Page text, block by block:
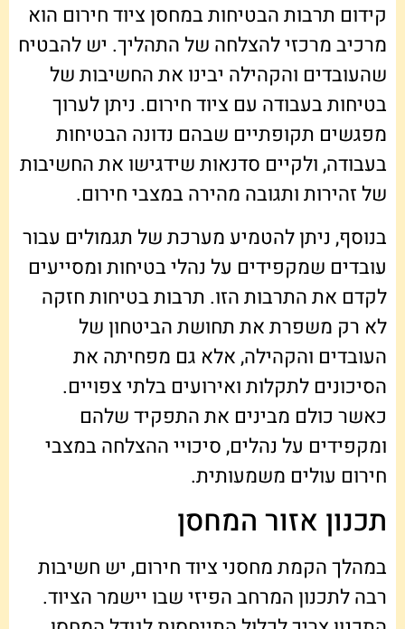
קידום תרבות הבטיחות במחסן ציוד חירום הוא
מרכיב מרכזי להצלחה של התהליך. יש להבטיח
שהעובדים והקהילה יבינו את החשיבות של
בטיחות בעבודה עם ציוד חירום. ניתן לערוך
מפגשים תקופתיים שבהם נדונה הבטיחות
בעבודה, ולקיים סדנאות שידגישו את החשיבות
של זהירות ותגובה מהירה במצבי חירום.
בנוסף, ניתן להטמיע מערכת של תגמולים עבור
עובדים שמקפידים על נהלי בטיחות ומסייעים
לקדם את התרבות הזו. תרבות בטיחות חזקה
לא רק משפרת את תחושת הביטחון של
העובדים והקהילה, אלא גם מפחיתה את
הסיכונים לתקלות ואירועים בלתי צפויים.
כאשר כולם מבינים את התפקיד שלהם
ומקפידים על נהלים, סיכויי ההצלחה במצבי
חירום עולים משמעותית.
תכנון אזור המחסן
במהלך הקמת מחסני ציוד חירום, יש חשיבות
רבה לתכנון המרחב הפיזי שבו יישמר הציוד.